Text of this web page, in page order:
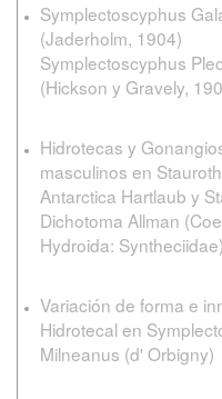
Symplectoscyphus
(Jaderholm, 1904)
Symplectoscyphus
(Hickson y Gravely,
Hidrotecas y
masculinos en
Antarctica Hartlaub y
Dichotoma Allman
Hydroida: Syntheciidae)
Variación de forma e
Hidrotecal en
Milneanus (d' Orbigny)